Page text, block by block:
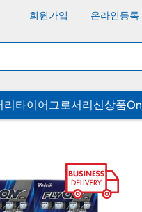
회원가입 온라인등록
리타이어그로서리신상품